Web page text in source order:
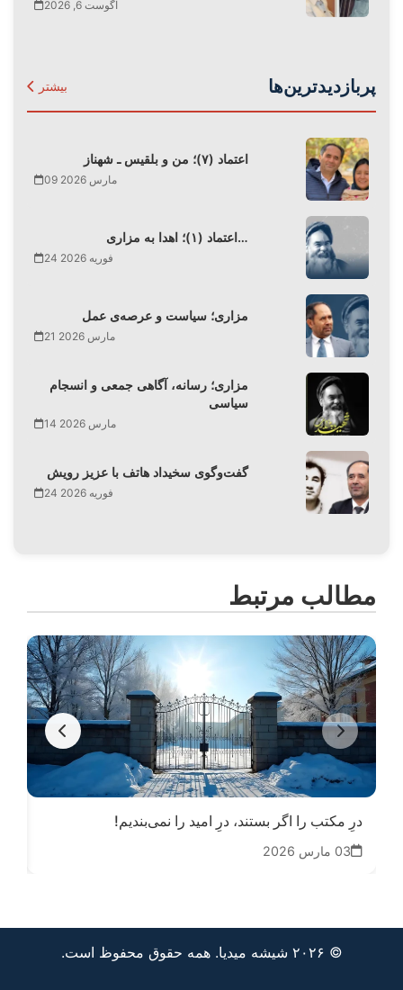
آگوست 6, 2026
پربازدیدترین‌ها بیشتر
اعتماد (۷)؛ من و بلقیس ـ شهناز
09 مارس 2026
اعتماد (۱)؛ اهدا به مزاری…
24 فوریه 2026
مزاری؛ سیاست و عرصه‌ی عمل
21 مارس 2026
مزاری؛ رسانه، آگاهی جمعی و انسجام
سیاسی
14 مارس 2026
گفت‌وگوی سخیداد هاتف با عزیز رویش
24 فوریه 2026
مطالب مرتبط
درِ مکتب را اگر بستند، درِ امید را نمی‌بندیم!
03 مارس 2026
© ۲۰۲۶ شیشه میدیا. همه حقوق محفوظ است.